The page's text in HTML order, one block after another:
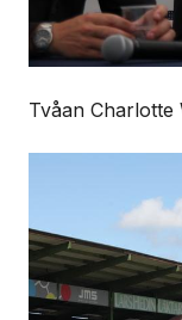
Tvåan Charlotte